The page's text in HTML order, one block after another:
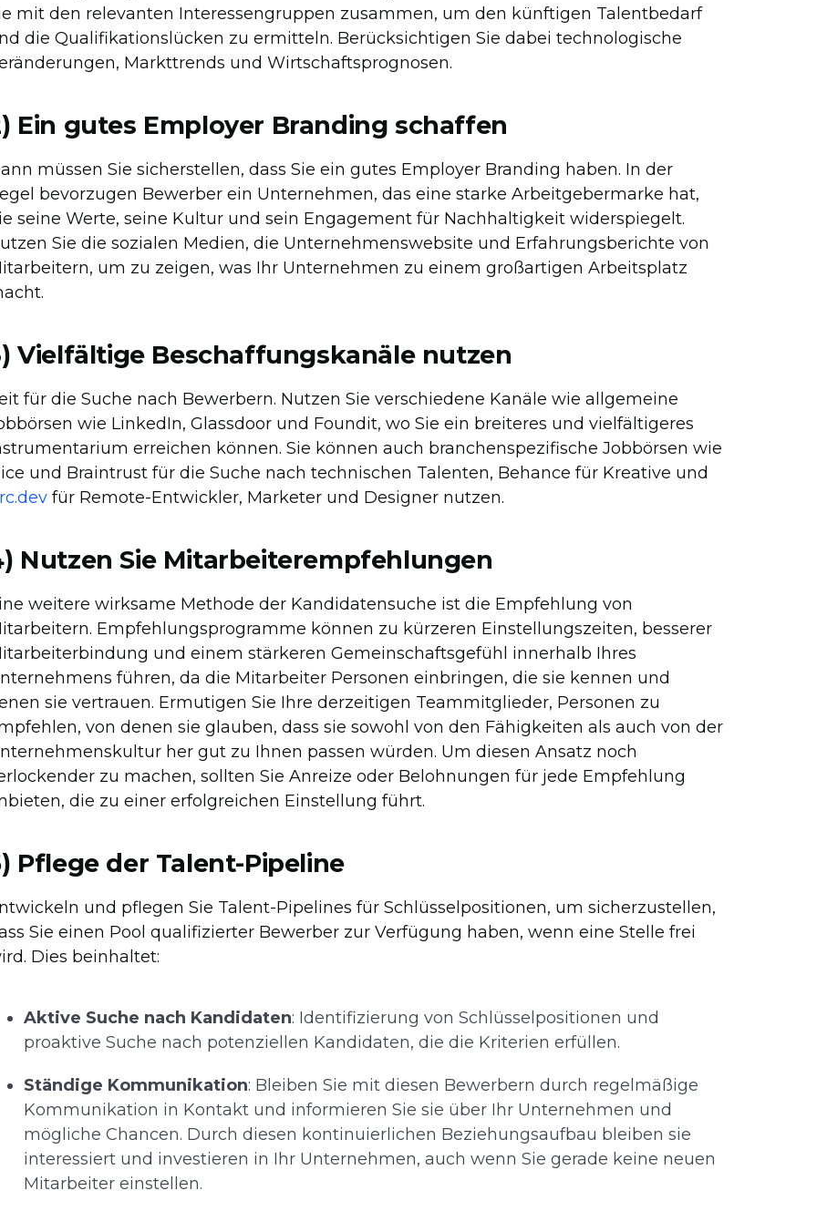
mit den relevanten Interessengruppen zusammen, um den künftigen Talentbedarf
die Qualifikationslücken zu ermitteln. Berücksichtigen Sie dabei technologische
Markttrends und Wirtschaftsprognosen.
Ein gutes Employer Branding schaffen
müssen Sie sicherstellen, dass Sie ein gutes Employer Branding haben. In der
bevorzugen Bewerber ein Unternehmen, das eine starke Arbeitgebermarke hat,
seine Werte, seine Kultur und sein Engagement für Nachhaltigkeit widerspiegelt.
Sie die sozialen Medien, die Unternehmenswebsite und Erfahrungsberichte von
um zu zeigen, was Ihr Unternehmen zu einem großartigen Arbeitsplatz
Vielfältige Beschaffungskanäle nutzen
für die Suche nach Bewerbern. Nutzen Sie verschiedene Kanäle wie allgemeine
wie LinkedIn, Glassdoor und Foundit, wo Sie ein breiteres und vielfältigeres
erreichen können. Sie können auch branchenspezifische Jobbörsen wie
und Braintrust für die Suche nach technischen Talenten, Behance für Kreative und
für Remote-Entwickler, Marketer und Designer nutzen.
Nutzen Sie Mitarbeiterempfehlungen
weitere wirksame Methode der Kandidatensuche ist die Empfehlung von
Empfehlungsprogramme können zu kürzeren Einstellungszeiten, besserer
und einem stärkeren Gemeinschaftsgefühl innerhalb Ihres
führen, da die Mitarbeiter Personen einbringen, die sie kennen und
sie vertrauen. Ermutigen Sie Ihre derzeitigen Teammitglieder, Personen zu
von denen sie glauben, dass sie sowohl von den Fähigkeiten als auch von der
her gut zu Ihnen passen würden. Um diesen Ansatz noch
zu machen, sollten Sie Anreize oder Belohnungen für jede Empfehlung
die zu einer erfolgreichen Einstellung führt.
Pflege der Talent-Pipeline
und pflegen Sie Talent-Pipelines für Schlüsselpositionen, um sicherzustellen,
Sie einen Pool qualifizierter Bewerber zur Verfügung haben, wenn eine Stelle frei
Dies beinhaltet:
Aktive Suche nach Kandidaten: Identifizierung von Schlüsselpositionen und
proaktive Suche nach potenziellen Kandidaten, die die Kriterien erfüllen.
Ständige Kommunikation: Bleiben Sie mit diesen Bewerbern durch regelmäßige
Kommunikation in Kontakt und informieren Sie sie über Ihr Unternehmen und
mögliche Chancen. Durch diesen kontinuierlichen Beziehungsaufbau bleiben sie
interessiert und investieren in Ihr Unternehmen, auch wenn Sie gerade keine neuen
Mitarbeiter einstellen.